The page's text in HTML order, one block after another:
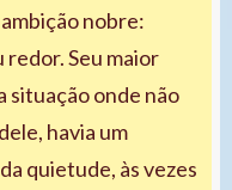
nobre:
Seu maior
situação onde não
havia um
quietude, às vezes